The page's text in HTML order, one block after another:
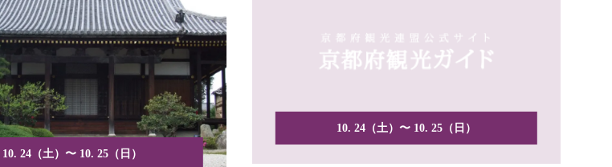
10. 24（土）〜 10. 25（日）
10. 24（土）〜 10. 25（日）